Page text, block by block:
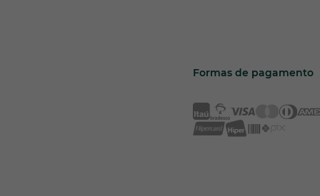
Formas de pagamento